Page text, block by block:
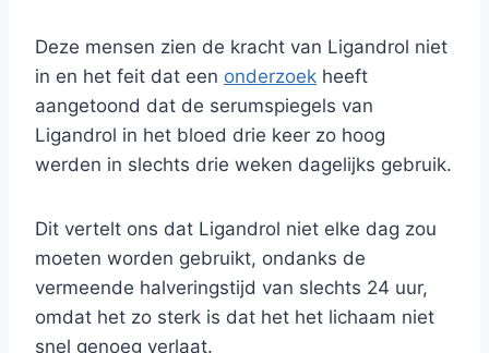
Deze mensen zien de kracht van Ligandrol niet
in en het feit dat een onderzoek heeft
aangetoond dat de serumspiegels van
Ligandrol in het bloed drie keer zo hoog
werden in slechts drie weken dagelijks gebruik.
Dit vertelt ons dat Ligandrol niet elke dag zou
moeten worden gebruikt, ondanks de
vermeende halveringstijd van slechts 24 uur,
omdat het zo sterk is dat het het lichaam niet
snel genoeg verlaat.